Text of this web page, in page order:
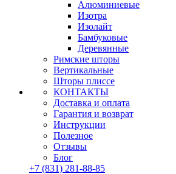
Алюминиевые
Изотра
Изолайт
Бамбуковые
Деревянные
Римские шторы
Вертикальные
Шторы плиссе
КОНТАКТЫ
Доставка и оплата
Гарантия и возврат
Инструкции
Полезное
Отзывы
Блог
+7 (831) 281-88-85